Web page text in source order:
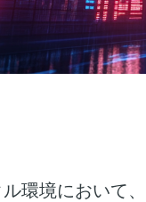
環境において、